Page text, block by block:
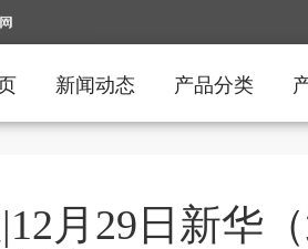
新闻动态 产品分类
月29日新华